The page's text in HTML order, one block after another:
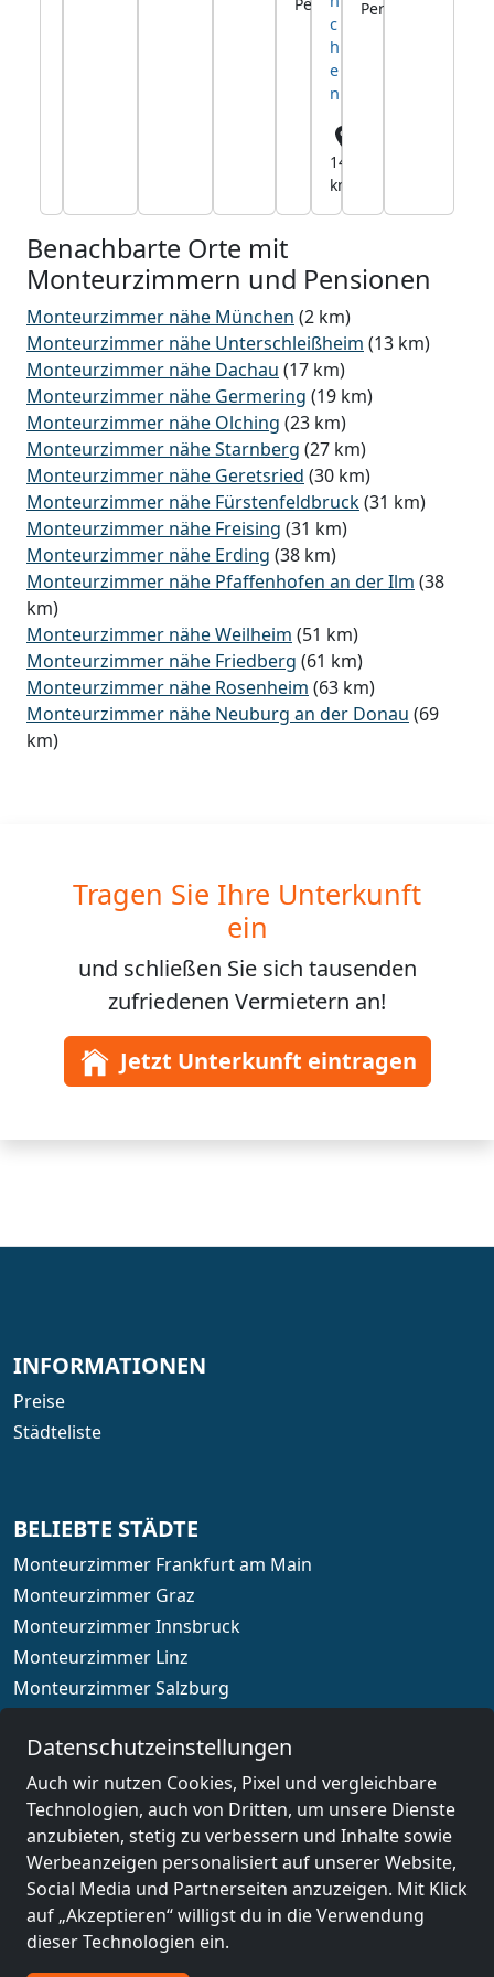
c
h
e
n
14,1
km
Pers.
Benachbarte Orte mit
Monteurzimmern und Pensionen
Monteurzimmer nähe München (2 km)
Monteurzimmer nähe Unterschleißheim (13 km)
Monteurzimmer nähe Dachau (17 km)
Monteurzimmer nähe Germering (19 km)
Monteurzimmer nähe Olching (23 km)
Monteurzimmer nähe Starnberg (27 km)
Monteurzimmer nähe Geretsried (30 km)
Monteurzimmer nähe Fürstenfeldbruck(31 km)
Monteurzimmer nähe Freising (31 km)
Monteurzimmer nähe Erding (38 km)
Monteurzimmer nähe Pfaffenhofen an der Ilm (38
km)
Monteurzimmer nähe Weilheim (51 km)
Monteurzimmer nähe Friedberg (61 km)
Monteurzimmer nähe Rosenheim (63 km)
Monteurzimmer nähe Neuburg an der Donau (69
km)
Tragen Sie Ihre Unterkunft
ein
und schließen Sie sich tausenden
zufriedenen Vermietern an!
Jetzt Unterkunft eintragen
INFORMATIONEN
Preise
Städteliste
BELIEBTE STÄDTE
Monteurzimmer Frankfurt am Main
Monteurzimmer Graz
Monteurzimmer Innsbruck
Monteurzimmer Linz
Monteurzimmer Salzburg
Länderauswahl
© 2026 www.monteurzimmerguru.at
Impressum
Datenschutzeinstellungen
Auch wir nutzen Cookies, Pixel und vergleichbare
Technologien, auch von Dritten, um unsere Dienste
anzubieten, stetig zu verbessern und Inhalte sowie
Werbeanzeigen personalisiert auf unserer Website,
Social Media und Partnerseiten anzuzeigen. Mit Klick
auf „Akzeptieren“ willigst du in die Verwendung
dieser Technologien ein.